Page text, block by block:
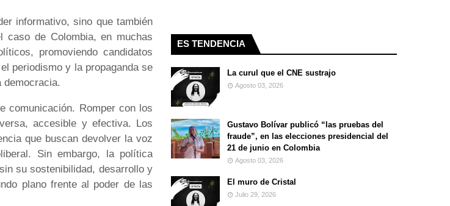
informativo, sino que también
de Colombia, en muchas
promoviendo candidatos
periodismo y la propaganda se
democracia.
comunicación. Romper con los
accesible y efectiva. Los
que buscan devolver la voz
Sin embargo, la política
su sostenibilidad, desarrollo y
plano frente al poder de las
ES TENDENCIA
La curul que el CNE sustrajo
Agosto 03, 2026
Gustavo Bolívar publicó “las pruebas del
fraude”, en las elecciones presidencial del
21 de junio en Colombia
Agosto 03, 2026
El muro de Cristal
Julio 29, 2026